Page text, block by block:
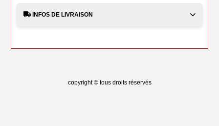
INFOS DE LIVRAISON
copyright © tous droits réservés